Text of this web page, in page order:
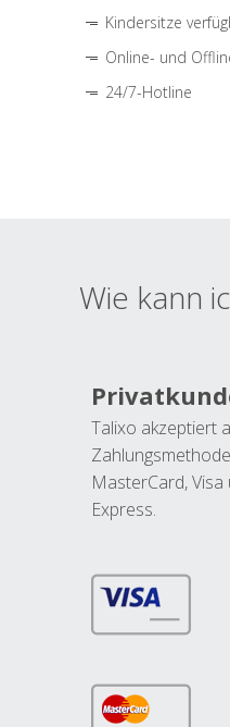
Kindersitze
Online- und
24/7-Hotline
Wie kann
Talixo akzeptiert
MasterCard,
Express.